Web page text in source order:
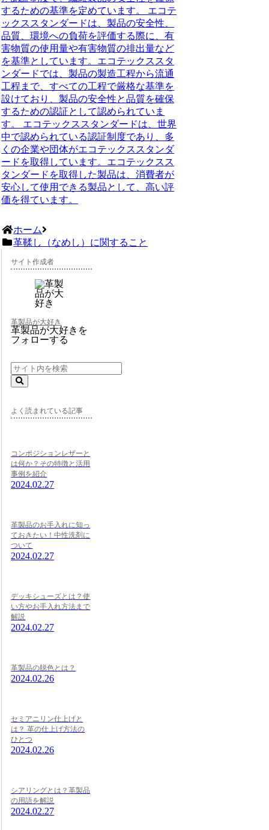
するための基準を定めています。 エコテ
ックススタンダードは、製品の安全性、
品質、環境への負荷を評価する際に、有
害物質の使用量や有害物質の排出量など
を基準としています。エコテックススタ
ンダードでは、製品の製造工程から流通
工程まで、すべての工程で厳格な基準を
設けており、製品の安全性と品質を確保
するための認証として認められていま
す。 エコテックススタンダードは、世界
中で認められている認証制度であり、多
くの企業や団体がエコテックススタンダ
ードを取得しています。エコテックスス
タンダードを取得した製品は、消費者が
安心して使用できる製品として、高い評
価を得ています。
ホーム
革鞣し（なめし）に関すること
サイト作成者
革製品が大好き
革製品が大好きを
フォローする
よく読まれている記事
コンポジションレザーと
は何か？その特徴と活用
事例を紹介
2024.02.27
革製品のお手入れに知っ
ておきたい！中性洗剤に
ついて
2024.02.27
デッキシューズとは？使
い方やお手入れ方法まで
解説
2024.02.27
革製品の脱色とは？
2024.02.26
セミアニリン仕上げと
は？ 革の仕上げ方法の
ひとつ
2024.02.26
シアリングとは？革製品
の用語を解説
2024.02.27